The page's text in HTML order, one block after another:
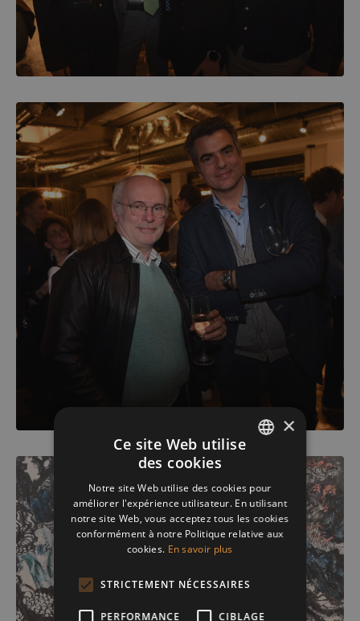
FRENCH
DUTCH
×
Ce site Web utilise
des cookies
Notre site Web utilise des cookies pour
améliorer l'expérience utilisateur. En utilisant
notre site Web, vous acceptez tous les cookies
conformément à notre Politique relative aux
cookies. En savoir plus
STRICTEMENT NÉCESSAIRES
PERFORMANCE CIBLAGE